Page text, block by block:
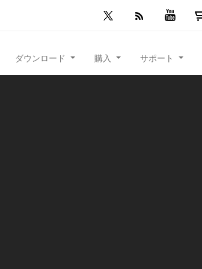
ダウンロード 購入 サポート